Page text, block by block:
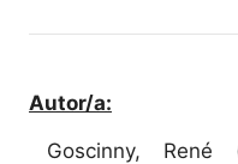
Autor/a:
Goscinny,